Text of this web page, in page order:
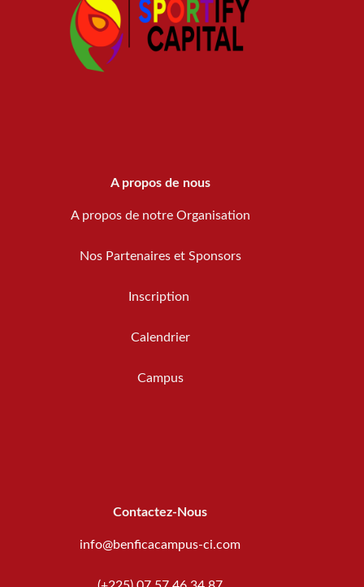
A propos de nous
A propos de notre Organisation
Nos Partenaires et Sponsors
Inscription
Calendrier
Campus
Contactez-Nous
info@benficacampus-ci.com